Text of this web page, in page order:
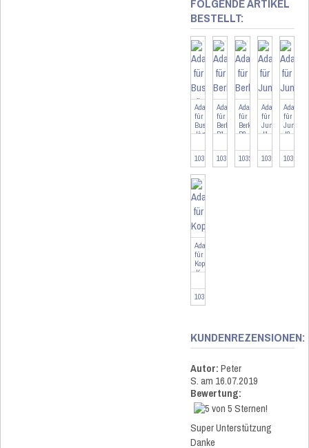
BESTELLT:
Adapter
für
Busch-
Jäger
103090
Adapter
für
Berker
B1
103094
Adapter
für
Berker
B2
103263
Adapter
für
Jung
J1
103095
Adapter
für
Jung
J2
103478
Adapter
für
Kopp
K
103096
KUNDENREZENSIONEN:
Autor:Peter
S.am 16.07.2019
Bewertung:
Super Unterstützung
Danke